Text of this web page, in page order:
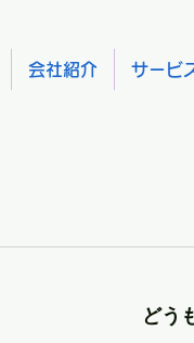
会社紹介 サービ
どう